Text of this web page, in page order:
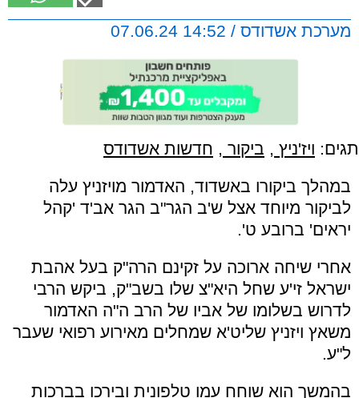
מערכת אשדודס / 14:52 07.06.24
תגים: ויז'ניץ , ביקור , חדשות אשדודס
במהלך ביקורו באשדוד, האדמור מויזניץ עלה
לביקור מיוחד אצל ש'ב הגר"ב הגר אב'ד 'קהל
יראים' ברובע ט'.
אחרי שיחה ארוכה על זקינם הרה"ק בעל אהבת
ישראל זי'ע שחל היא"צ שלו בשב"ק, ביקש הרבי
לדרוש בשלומו של אביו של הרב ה"ה האדמור
משאץ ויזניץ שליט'א שמחלים מאירוע רפואי שעבר
ל"ע.
בהמשך הוא שוחח עמו טלפונית ובירכו בברכות